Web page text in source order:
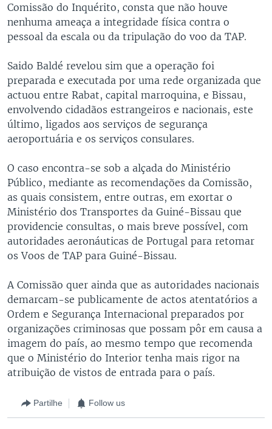
Comissão do Inquérito, consta que não houve
nenhuma ameaça a integridade física contra o
pessoal da escala ou da tripulação do voo da TAP.
Saido Baldé revelou sim que a operação foi
preparada e executada por uma rede organizada que
actuou entre Rabat, capital marroquina, e Bissau,
envolvendo cidadãos estrangeiros e nacionais, este
último, ligados aos serviços de segurança
aeroportuária e os serviços consulares.
O caso encontra-se sob a alçada do Ministério
Público, mediante as recomendações da Comissão,
as quais consistem, entre outras, em exortar o
Ministério dos Transportes da Guiné-Bissau que
providencie consultas, o mais breve possível, com
autoridades aeronáuticas de Portugal para retomar
os Voos de TAP para Guiné-Bissau.
A Comissão quer ainda que as autoridades nacionais
demarcam-se publicamente de actos atentatórios a
Ordem e Segurança Internacional preparados por
organizações criminosas que possam pôr em causa a
imagem do país, ao mesmo tempo que recomenda
que o Ministério do Interior tenha mais rigor na
atribuição de vistos de entrada para o país.
Partilhe Follow us